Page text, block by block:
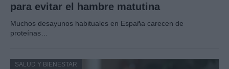
para evitar el hambre matutina
Muchos desayunos habituales en España carecen de
proteínas…
SALUD Y BIENESTAR